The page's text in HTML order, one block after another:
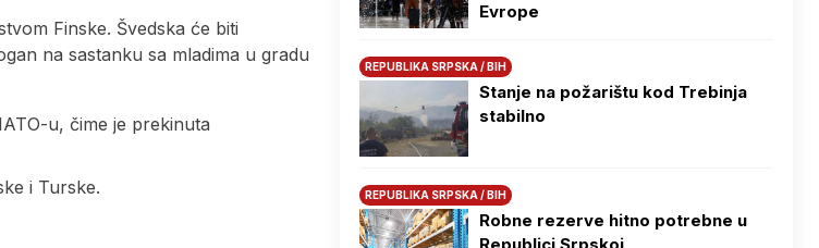
Finske. Švedska će biti
na sastanku sa mladima u gradu
u, čime je prekinuta
i Turske.
Evrope
REPUBLIKA SRPSKA / BIH
Stanje na požarištu kod Trebinja
stabilno
REPUBLIKA SRPSKA / BIH
Robne rezerve hitno potrebne u